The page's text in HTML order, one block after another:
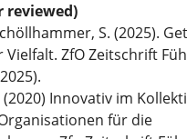
reviewed)
S. (2025).
ZfO Zeitschrift
Innovativ im
für die